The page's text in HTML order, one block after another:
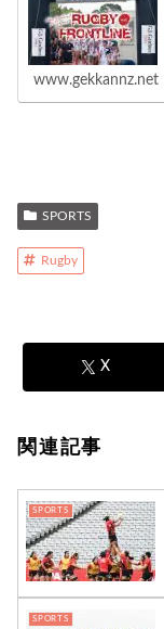
www.gekkannz.net
SPORTS
Rugby
X
関連記事
SPORTS
SPORTS